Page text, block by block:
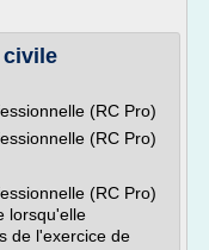
civile
(RC Pro)
(RC Pro)
(RC Pro)
lorsqu'elle
de l'exercice de